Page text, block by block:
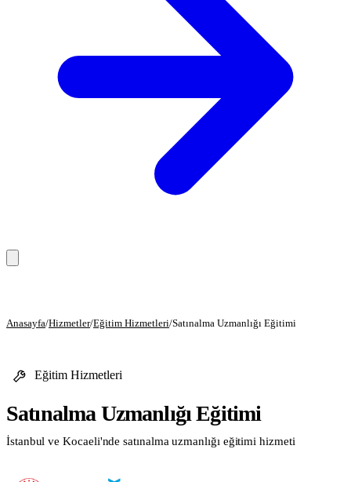
Sağlık Hizmetleri
Blog & Kaynaklar
Tüm Yazılar
Anasayfa/Hizmetler/Eğitim Hizmetleri/Satınalma Uzmanlığı Eğitimi
Eğitim Hizmetleri
Satınalma Uzmanlığı Eğitimi
İstanbul ve Kocaeli'nde satınalma uzmanlığı eğitimi hizmeti